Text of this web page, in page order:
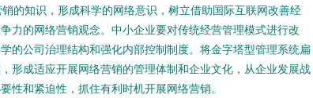
的知识，形成科学的网络意识，树立借助国际互联网改善经
力的网络营销观念。中小企业要对传统经营管理模式进行改
的公司治理结构和强化内部控制制度。将金字塔型管理系统扁
形成适应开展网络营销的管理体制和企业文化，从企业发展战
性和紧迫性，抓住有利时机开展网络营销。